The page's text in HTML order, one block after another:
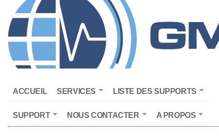
ACCUEIL SERVICES LISTE DES SUPPORTS
SUPPORT NOUS CONTACTER A PROPOS